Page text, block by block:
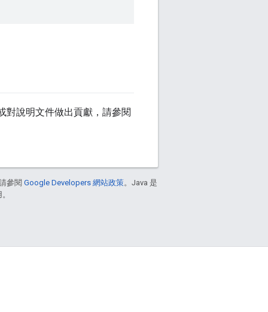
對說明文件做出貢獻，請參閱
參閱 Google Developers 網站政策。Java 是